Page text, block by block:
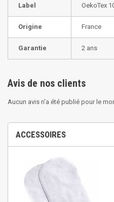
Label OekoTex
Origine France
Garantie 2 ans
Avis de nos clients
Aucun avis n'a été publié pour le
ACCESSOIRES